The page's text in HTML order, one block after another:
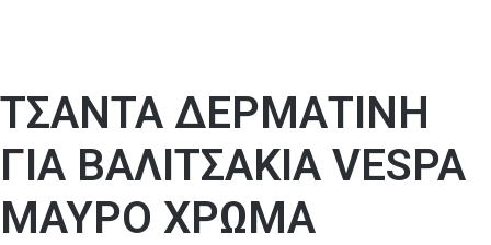
ΤΣΑΝΤΑ ΔΕΡΜΑΤΙΝΗ
ΓΙΑ ΒΑΛΙΤΣΑΚΙΑ VESPA
ΜΑΥΡΟ ΧΡΩΜΑ